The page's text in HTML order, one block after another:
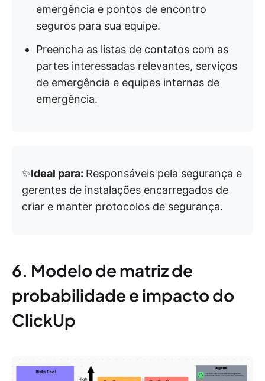
emergência e pontos de encontro
seguros para sua equipe.
Preencha as listas de contatos com as
partes interessadas relevantes, serviços
de emergência e equipes internas de
emergência.
✨Ideal para: Responsáveis pela segurança e
gerentes de instalações encarregados de
criar e manter protocolos de segurança.
6. Modelo de matriz de
probabilidade e impacto do
ClickUp